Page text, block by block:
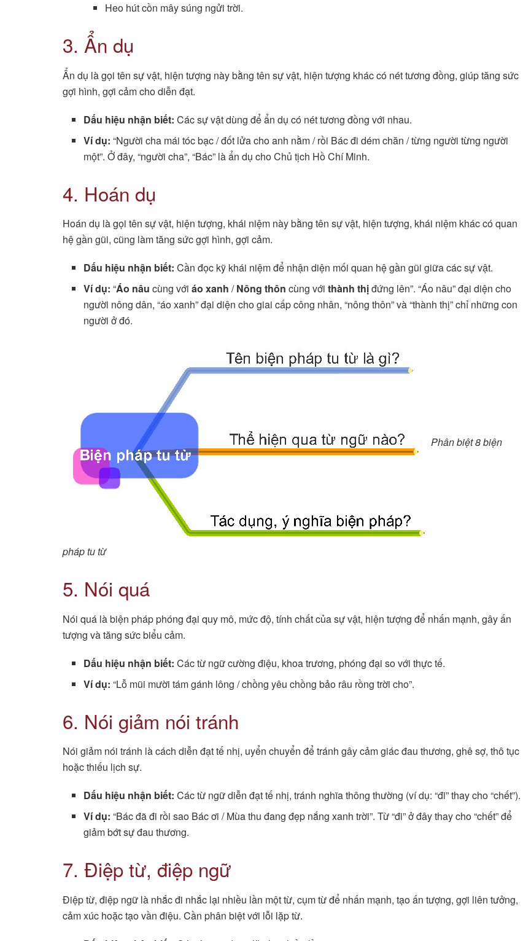
Heo hút cồn mây súng ngửi trời.
3. Ẩn dụ
Ẩn dụ là gọi tên sự vật, hiện tượng này bằng tên sự vật, hiện tượng khác có nét tương đồng, giúp tăng sức
gợi hình, gợi cảm cho diễn đạt.
Dấu hiệu nhận biết: Các sự vật dùng để ẩn dụ có nét tương đồng với nhau.
Ví dụ: “Người cha mái tóc bạc / đốt lửa cho anh nằm / rồi Bác đi dém chăn / từng người từng người
một”. Ở đây, “người cha”, “Bác” là ẩn dụ cho Chủ tịch Hồ Chí Minh.
4. Hoán dụ
Hoán dụ là gọi tên sự vật, hiện tượng, khái niệm này bằng tên sự vật, hiện tượng, khái niệm khác có quan
hệ gần gũi, cũng làm tăng sức gợi hình, gợi cảm.
Dấu hiệu nhận biết: Cần đọc kỹ khái niệm để nhận diện mối quan hệ gần gũi giữa các sự vật.
Ví dụ: “Áo nâu cùng vớiáo xanh /Nông thôn cùng vớithành thịđứng lên”. “Áo nâu” đại diện cho
người nông dân, “áo xanh” đại diện cho giai cấp công nhân, “nông thôn” và “thành thị” chỉ những con
người ở đó.
Phân biệt 8 biện
pháp tu từ
5. Nói quá
Nói quá là biện pháp phóng đại quy mô, mức độ, tính chất của sự vật, hiện tượng để nhấn mạnh, gây ấn
tượng và tăng sức biểu cảm.
Dấu hiệu nhận biết: Các từ ngữ cường điệu, khoa trương, phóng đại so với thực tế.
Ví dụ: “Lỗ mũi mười tám gánh lông / chồng yêu chồng bảo râu rồng trời cho”.
6. Nói giảm nói tránh
Nói giảm nói tránh là cách diễn đạt tế nhị, uyển chuyển để tránh gây cảm giác đau thương, ghê sợ, thô tục
hoặc thiếu lịch sự.
Dấu hiệu nhận biết: Các từ ngữ diễn đạt tế nhị, tránh nghĩa thông thường (ví dụ: “đi” thay cho “chết”).
Ví dụ: “Bác đã đi rồi sao Bác ơi / Mùa thu đang đẹp nắng xanh trời”. Từ “đi” ở đây thay cho “chết” để
giảm bớt sự đau thương.
7. Điệp từ, điệp ngữ
Điệp từ, điệp ngữ là nhắc đi nhắc lại nhiều lần một từ, cụm từ để nhấn mạnh, tạo ấn tượng, gợi liên tưởng,
cảm xúc hoặc tạo vần điệu. Cần phân biệt với lỗi lặp từ.